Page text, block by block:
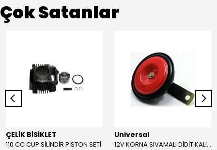
Çok Satanlar
ÇELİK BİSİKLET
110 CC CUP SİLİNDİR PİSTON SETİ
Universal
12V KORNA SIVAMALI DİDİT KALIN SESLİ (KIRMIZI)